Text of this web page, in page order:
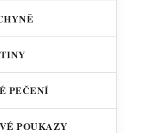
PEČENÍ
POUKAZY